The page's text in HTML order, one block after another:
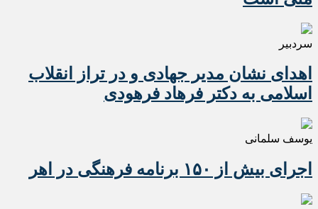
سردبیر
اهدای نشان مدیر جهادی و در تراز انقلاب
اسلامی به دکتر فرهاد فرهودی
یوسف سلمانی
اجرای بیش از ۱۵۰ برنامه فرهنگی در اهر